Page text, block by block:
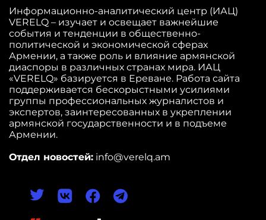
Информационно-аналитический центр (ИАЦ)
VERELQ – изучает и освещает важнейшие
события и тенденции в общественно-
политической и экономической сферах
Армении, а также роль и влияние армянской
диаспоры в различных странах мира. ИАЦ
«VERELQ» базируется в Ереване. Работа сайта
поддерживается бескорыстными усилиями
группы профессиональных журналистов и
экспертов, заинтересованных в укреплении
армянской государственности и в подъеме
Армении.
Отдел новостей: info@verelq.am